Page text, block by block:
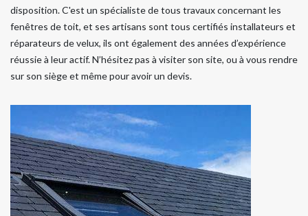
disposition. C'est un spécialiste de tous travaux concernant les
fenêtres de toit, et ses artisans sont tous certifiés installateurs et
réparateurs de velux, ils ont également des années d’expérience
réussie à leur actif. N’hésitez pas à visiter son site, ou à vous rendre
sur son siège et même pour avoir un devis.